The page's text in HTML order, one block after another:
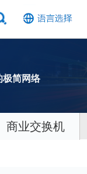
极简网络
商业交换机